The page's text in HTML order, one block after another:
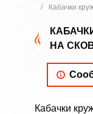
/
Кабачки
НА
Кабачки